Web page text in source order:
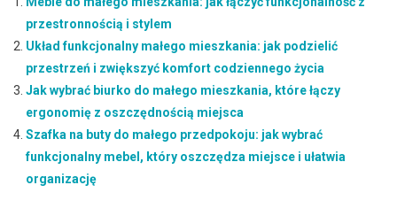
przestronnością i stylem
Układ funkcjonalny małego mieszkania: jak podzielić
przestrzeń i zwiększyć komfort codziennego życia
Jak wybrać biurko do małego mieszkania, które łączy
ergonomię z oszczędnością miejsca
Szafka na buty do małego przedpokoju: jak wybrać
funkcjonalny mebel, który oszczędza miejsce i ułatwia
organizację